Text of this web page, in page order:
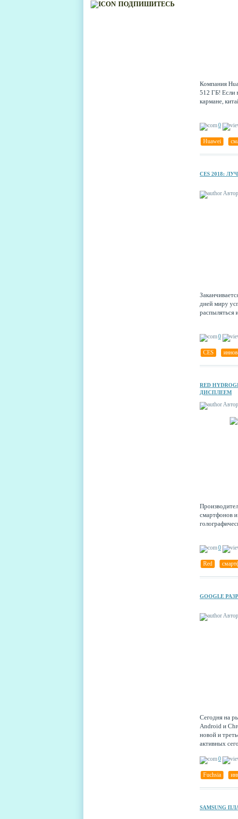
ПОДПИШИТЕСЬ
Компания
512 ГБ! Если
кармане,
0
Huawei
CES 2018:
дней миру
распыляться
0
CES
RED
ДИСПЛЕЕМ
смартфонов
0
Red
GOOGLE
Сегодня на
Android и
новой и
активных
0
Fuchsia
SAMSUNG